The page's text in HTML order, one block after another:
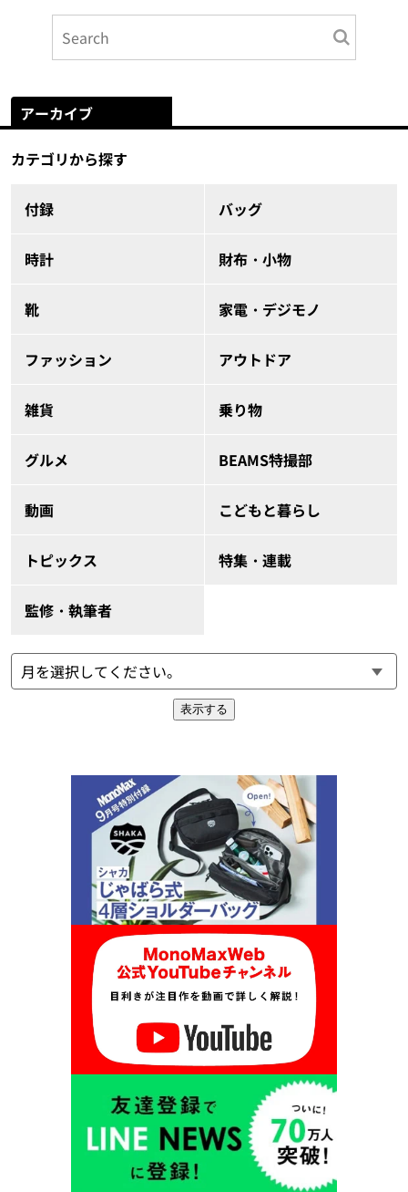
アーカイブ
カテゴリから探す
付録 バッグ
時計 財布・小物
靴 家電・デジモノ
ファッション アウトドア
雑貨 乗り物
グルメ BEAMS特撮部
動画 こどもと暮らし
トピックス 特集・連載
監修・執筆者
表示する